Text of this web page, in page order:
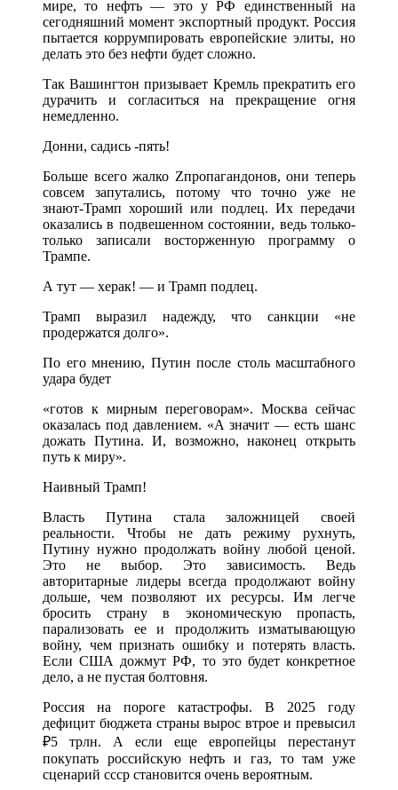
мире, то нефть — это у РФ единственный на
сегодняшний момент экспортный продукт. Россия
пытается коррумпировать европейские элиты, но
делать это без нефти будет сложно.
Так Вашингтон призывает Кремль прекратить его
дурачить и согласиться на прекращение огня
немедленно.
Донни, садись -пять!
Больше всего жалко Zпропагандонов, они теперь
совсем запутались, потому что точно уже не
знают-Трамп хороший или подлец. Их передачи
оказались в подвешенном состоянии, ведь только-
только записали восторженную программу о
Трампе.
А тут — херак! — и Трамп подлец.
Трамп выразил надежду, что санкции «не
продержатся долго».
По его мнению, Путин после столь масштабного
удара будет
«готов к мирным переговорам». Москва сейчас
оказалась под давлением. «А значит — есть шанс
дожать Путина. И, возможно, наконец открыть
путь к миру».
Наивный Трамп!
Власть Путина стала заложницей своей
реальности. Чтобы не дать режиму рухнуть,
Путину нужно продолжать войну любой ценой.
Это не выбор. Это зависимость. Ведь
авторитарные лидеры всегда продолжают войну
дольше, чем позволяют их ресурсы. Им легче
бросить страну в экономическую пропасть,
парализовать ее и продолжить изматывающую
войну, чем признать ошибку и потерять власть.
Если США дожмут РФ, то это будет конкретное
дело, а не пустая болтовня.
Россия на пороге катастрофы. В 2025 году
дефицит бюджета страны вырос втрое и превысил
₽5 трлн. А если еще европейцы перестанут
покупать российскую нефть и газ, то там уже
сценарий ссср становится очень вероятным.